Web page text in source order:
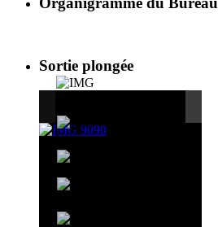
Sortie plongée